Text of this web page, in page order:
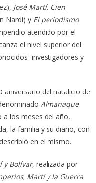
José Martí. Cien
Nardi) y El periodismo
atendido por el
el nivel superior del
investigadores y
aniversario del natalicio de
Almanaque
a los meses del año,
la familia y su diario, con
en el mismo.
y Bolívar, realizada por
; Martí y la Guerra